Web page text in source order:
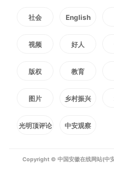
推动健康理念下
此次线上线下
活动，实现了控
下一步，该区将
化、长效化，持
社会 English
视频 好人
版权 教育
图片 乡村振兴
光明顶评论 中安观察
Copyright © 中国安徽在线网站(中